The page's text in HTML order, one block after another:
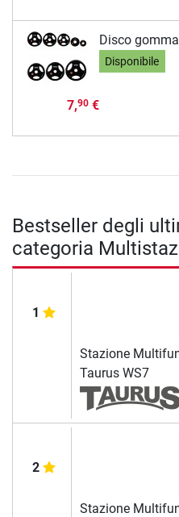
Disco
Disponibile
7,90€
Bestseller degli
categoria
1
Stazione
Taurus WS7
2
Stazione